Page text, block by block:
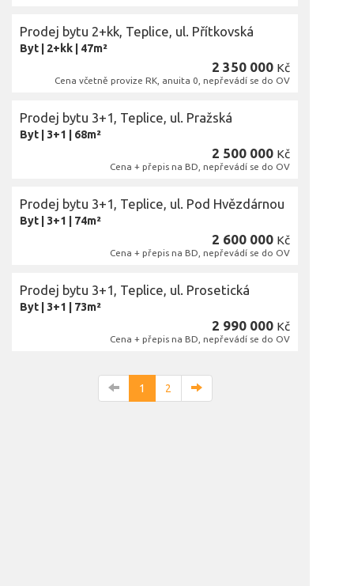
Prodej bytu 2+kk, Teplice, ul. Přítkovská
Byt 2+kk 47m²
2 350 000 Kč
Cena včetně provize RK, anuita 0, nepřevádí se do OV
Prodej bytu 3+1, Teplice, ul. Pražská
Byt 3+1 68m²
2 500 000 Kč
Cena + přepis na BD, nepřevádí se do OV
Prodej bytu 3+1, Teplice, ul. Pod Hvězdárnou
Byt 3+1 74m²
2 600 000 Kč
Cena + přepis na BD, nepřevádí se do OV
Prodej bytu 3+1, Teplice, ul. Prosetická
Byt 3+1 73m²
2 990 000 Kč
Cena + přepis na BD, nepřevádí se do OV
1 2